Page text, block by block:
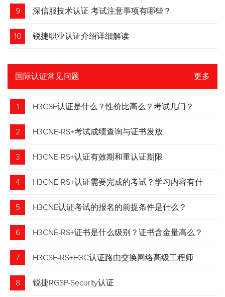
9 深信服技术认证 考试注意事项有哪些？
10 锐捷职业认证介绍详细解读
国际认证常见问题 更多
1 H3CSE认证是什么？性价比高么？考试几门？
2 H3CNE-RS+考试成绩查询与证书发放
3 H3CNE-RS+认证有效期和重认证期限
4 H3CNE-RS+认证需要完成的考试？学习内容有什
么？
5 H3CNE认证考试的报名的前提条件是什么？
6 H3CNE-RS+证书是什么级别？证书含金量高么？
7 H3CSE-RS+H3C认证路由交换网络高级工程师
8 锐捷RGSP-Security认证